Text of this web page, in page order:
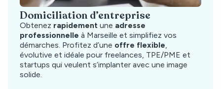
Domiciliation d’entreprise
Obtenez rapidement une adresse
professionnelle à Marseille et simplifiez vos
démarches. Profitez d’une offre flexible,
évolutive et idéale pour freelances, TPE/PME et
startups qui veulent s’implanter avec une image
solide.